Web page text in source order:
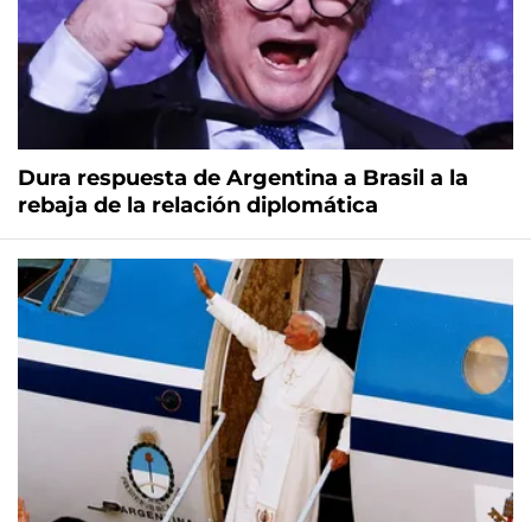
Dura respuesta de Argentina a Brasil a la
rebaja de la relación diplomática